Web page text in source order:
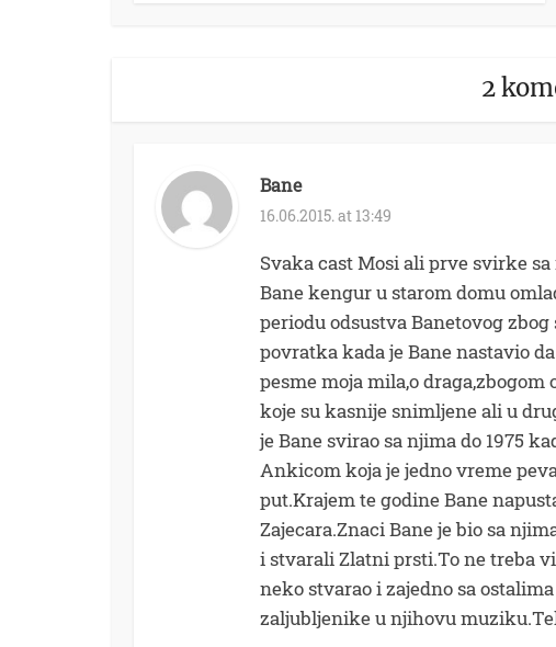
2
Bane
16.06.2015. at 13:49
Svaka cast Mosi ali prve svirke
Bane kengur u starom domu
periodu odsustva Banetovog
povratka kada je Bane nastavio
pesme moja mila,o
koje su kasnije snimljene ali u
je Bane svirao sa njima do 1975
Ankicom koja je jedno vreme
put.Krajem te godine Bane
Zajecara.Znaci Bane je bio sa
i stvarali Zlatni prsti.To ne treba
neko stvarao i zajedno sa
zaljubljenike u njihovu